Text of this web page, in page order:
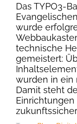
Das TYPO3-
wurde
technische
gemeistert:
wurden in ein
Damit steht